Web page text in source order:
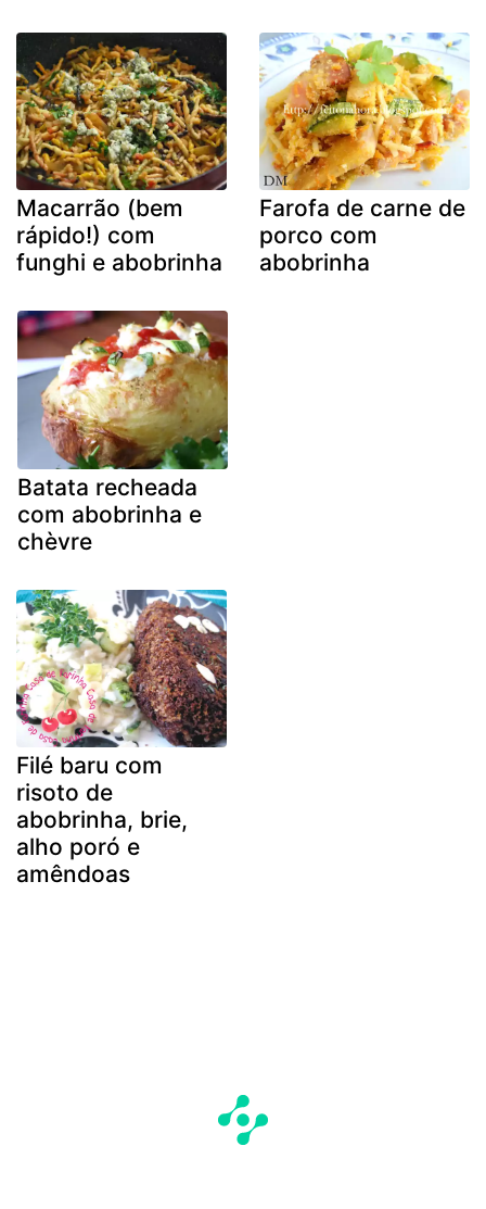
Macarrão (bem
rápido!) com
funghi e abobrinha
Farofa de carne de
porco com
abobrinha
Batata recheada
com abobrinha e
chèvre
Filé baru com
risoto de
abobrinha, brie,
alho poró e
amêndoas